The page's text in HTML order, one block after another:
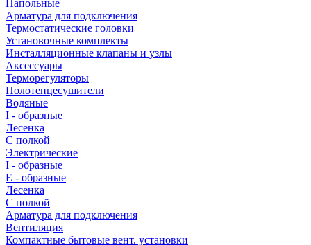
Напольные
Арматура для подключения
Термостатические головки
Установочные комплекты
Инсталляционные клапаны и узлы
Аксессуары
Терморегуляторы
Полотенцесушители
Водяные
I - образные
Лесенка
С полкой
Электрические
I - образные
E - образные
Лесенка
С полкой
Арматура для подключения
Вентиляция
Компактные бытовые вент. установки